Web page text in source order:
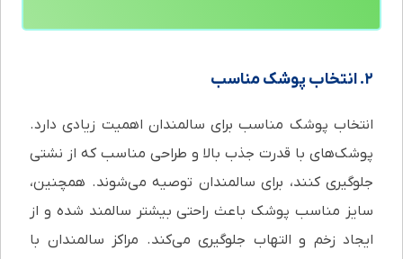
۲. انتخاب پوشک مناسب
انتخاب پوشک مناسب برای سالمندان اهمیت زیادی دارد.
پوشک‌های با قدرت جذب بالا و طراحی مناسب که از نشتی
جلوگیری کنند، برای سالمندان توصیه می‌شوند. همچنین،
سایز مناسب پوشک باعث راحتی بیشتر سالمند شده و از
ایجاد زخم و التهاب جلوگیری می‌کند. مراکز سالمندان با